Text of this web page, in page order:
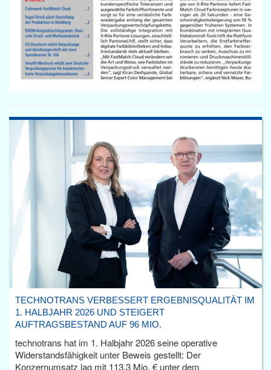
TECHNOTRANS VERBESSERT ERGEBNISQUALITÄT IM
1. HALBJAHR 2026 UND STEIGERT
AUFTRAGSBESTAND AUF 96 MIO.
technotrans hat im 1. Halbjahr 2026 seine operative
Widerstandsfähigkeit unter Beweis gestellt: Der
Konzernumsatz lag mit 113,3 Mio. € unter dem